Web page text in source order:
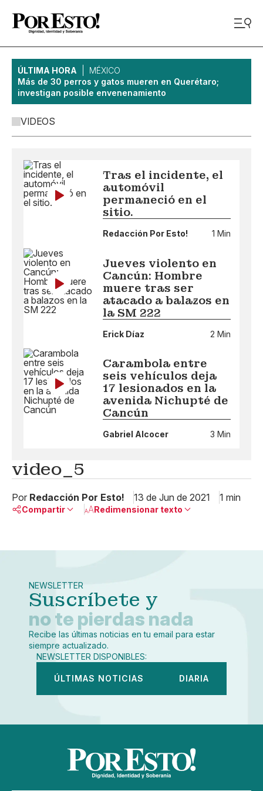
ÚLTIMA HORA
MÉXICO
Más de 30 perros y gatos mueren en Querétaro;
investigan posible envenenamiento
VIDEOS
Tras el incidente, el
automóvil
permaneció en el
sitio.
Redacción Por Esto! 1 Min
Jueves violento en
Cancún: Hombre
muere tras ser
atacado a balazos en
la SM 222
Erick Díaz 2 Min
Carambola entre
seis vehículos deja
17 lesionados en la
avenida Nichupté de
Cancún
Gabriel Alcocer 3 Min
video_5
Por Redacción Por Esto! 13 de Jun de 2021 1 min
Compartir
Copiar enlace
Redimensionar texto
NEWSLETTER
Suscríbete y
no te pierdas nada
Recibe las últimas noticias en tu email para estar
siempre actualizado.
NEWSLETTER DISPONIBLES:
ÚLTIMAS NOTICIAS DIARIA